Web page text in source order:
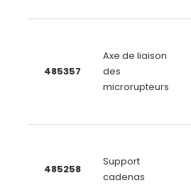
485357
Axe de liaison
des
microrupteurs
485258
Support
cadenas